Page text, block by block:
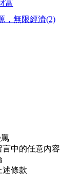
富
，無限經濟(2)
中的任意內容
述條款